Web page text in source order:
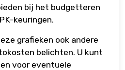
bij het budgetteren
keuringen.
grafieken ook andere
belichten. U kunt
voor eventuele